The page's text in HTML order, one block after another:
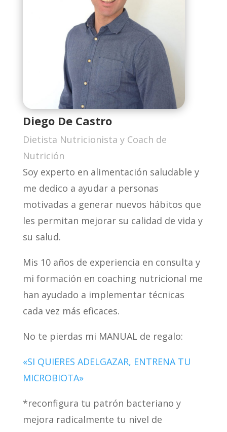
Diego De Castro
Dietista Nutricionista y Coach de
Nutrición
Soy experto en alimentación saludable y
me dedico a ayudar a personas
motivadas a generar nuevos hábitos que
les permitan mejorar su calidad de vida y
su salud.
Mis 10 años de experiencia en consulta y
mi formación en coaching nutricional me
han ayudado a implementar técnicas
cada vez más eficaces.
No te pierdas mi MANUAL de regalo:
«SI QUIERES ADELGAZAR, ENTRENA TU
MICROBIOTA»
*reconfigura tu patrón bacteriano y
mejora radicalmente tu nivel de